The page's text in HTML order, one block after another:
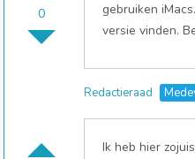
0
gebruiken
versie vinden.
Redactieraad
Ik heb hier